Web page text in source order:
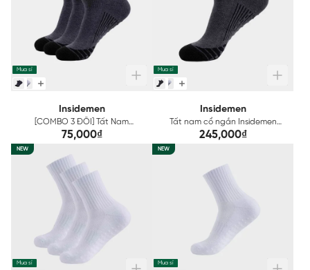
Mua sỉ
Insidemen
[COMBO 3 ĐÔI] Tất Nam
Insidemen cổ ngắn ISC034EDP03
75,000₫
Mua sỉ
Insidemen
Tất nam cổ ngắn Insidemen
ACTIVE ISC034EDP01
245,000₫
NEW
Mua sỉ
NEW
Mua sỉ